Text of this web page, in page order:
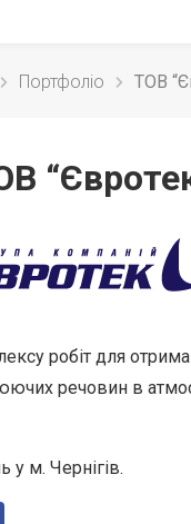
Портфолiо ТОВ
робіт для
речовин в
у м. Чернігів.